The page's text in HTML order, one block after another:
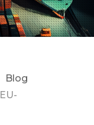
Blog
EU-